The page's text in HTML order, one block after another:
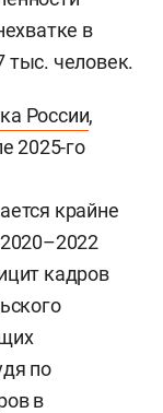
в
тыс. человек.
России,
2025-го
крайне
кадров
по
в